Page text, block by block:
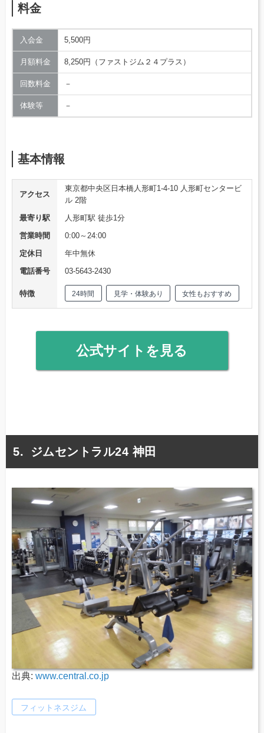
料金
入会金 5,500円
月額料金 8,250円（ファストジム２４プラス）
回数料金 －
体験等 －
基本情報
アクセス
東京都中央区日本橋人形町1-4-10 人形町センタービ
ル 2階
最寄り駅
人形町駅 徒歩1分
営業時間
0:00～24:00
定休日
年中無休
電話番号
03-5643-2430
特徴 24時間 見学・体験あり 女性もおすすめ
公式サイトを見る
ジムセントラル24 神田
出典: www.central.co.jp
フィットネスジム